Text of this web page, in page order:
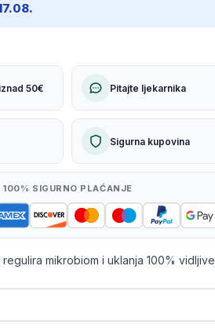
50€ Pitajte ljekarnika
Sigurna kupovina
100% SIGURNO PLAĆANJE
mikrobiom i uklanja 100%